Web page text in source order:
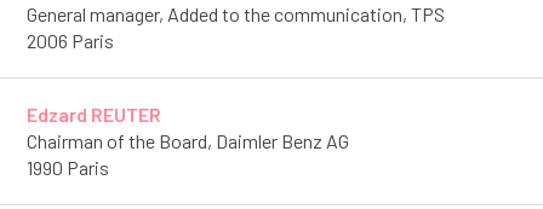
General manager, Added to the communication, TPS
2006 Paris
Edzard REUTER
Chairman of the Board, Daimler Benz AG
1990 Paris